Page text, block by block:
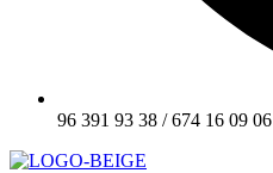
96 391 93 38 / 674 16 09 06